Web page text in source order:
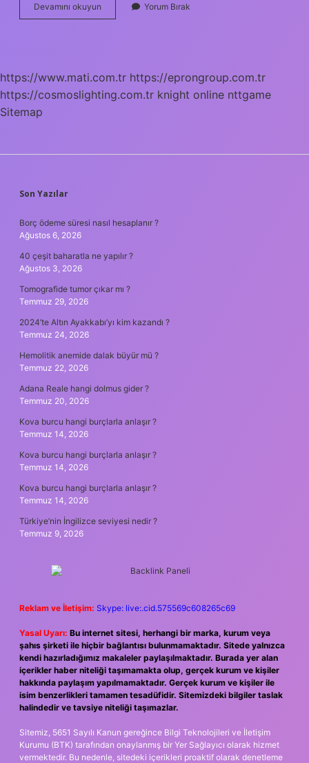
Devamını okuyun
Tükenmeyen
Yorum Bırak
https://www.mati.com.tr https://eprongroup.com.tr
https://cosmoslighting.com.tr knight online nttgame
Sitemap
SIDEBAR
Son Yazılar
Borç ödeme süresi nasıl hesaplanır ?
Ağustos 6, 2026
40 çeşit baharatla ne yapılır ?
Ağustos 3, 2026
Tomografide tumor çıkar mı ?
Temmuz 29, 2026
2024’te Altın Ayakkabı’yı kim kazandı ?
Temmuz 24, 2026
Hemolitik anemide dalak büyür mü ?
Temmuz 22, 2026
Adana Reale hangi dolmus gider ?
Temmuz 20, 2026
Kova burcu hangi burçlarla anlaşır ?
Temmuz 14, 2026
Kova burcu hangi burçlarla anlaşır ?
Temmuz 14, 2026
Kova burcu hangi burçlarla anlaşır ?
Temmuz 14, 2026
Türkiye’nin İngilizce seviyesi nedir ?
Temmuz 9, 2026
Reklam ve İletişim: Skype: live:.cid.575569c608265c69
Yasal Uyarı: Bu internet sitesi, herhangi bir marka, kurum veya
şahıs şirketi ile hiçbir bağlantısı bulunmamaktadır. Sitede yalnızca
kendi hazırladığımız makaleler paylaşılmaktadır. Burada yer alan
içerikler haber niteliği taşımamakta olup, gerçek kurum ve kişiler
hakkında paylaşım yapılmamaktadır. Gerçek kurum ve kişiler ile
isim benzerlikleri tamamen tesadüfidir. Sitemizdeki bilgiler taslak
halindedir ve tavsiye niteliği taşımazlar.
Sitemiz, 5651 Sayılı Kanun gereğince Bilgi Teknolojileri ve İletişim
Kurumu (BTK) tarafından onaylanmış bir Yer Sağlayıcı olarak hizmet
vermektedir. Bu nedenle, sitedeki içerikleri proaktif olarak denetleme